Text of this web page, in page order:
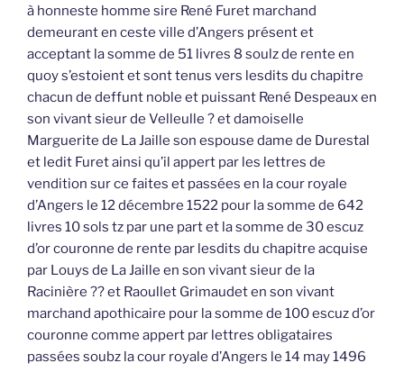
à honneste homme sire René Furet marchand
demeurant en ceste ville d’Angers présent et
acceptant la somme de 51 livres 8 soulz de rente en
quoy s’estoient et sont tenus vers lesdits du chapitre
chacun de deffunt noble et puissant René Despeaux en
son vivant sieur de Velleulle ? et damoiselle
Marguerite de La Jaille son espouse dame de Durestal
et ledit Furet ainsi qu’il appert par les lettres de
vendition sur ce faites et passées en la cour royale
d’Angers le 12 décembre 1522 pour la somme de 642
livres 10 sols tz par une part et la somme de 30 escuz
d’or couronne de rente par lesdits du chapitre acquise
par Louys de La Jaille en son vivant sieur de la
Racinière ?? et Raoullet Grimaudet en son vivant
marchand apothicaire pour la somme de 100 escuz d’or
couronne comme appert par lettres obligataires
passées soubz la cour royale d’Angers le 14 may 1496